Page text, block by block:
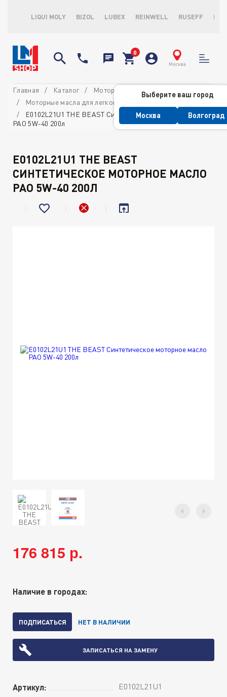
LIQUI MOLY BIZOL LUBEX REINWELL RUSEFF
Москва
Выберите ваш город
Москва Волгоград
Главная Каталог
Моторные масла
Моторные масла для легковых автомобилей
E0102L21U1 THE BEAST Синтетическое моторное масло
PAO 5W-40 200л
E0102L21U1 THE BEAST
СИНТЕТИЧЕСКОЕ МОТОРНОЕ МАСЛО
PAO 5W-40 200Л
176 815 р.
Наличие в городах:
ПОДПИСАТЬСЯ НЕТ В НАЛИЧИИ
ЗАПИСАТЬСЯ НА ЗАМЕНУ
Артикул: E0102L21U1